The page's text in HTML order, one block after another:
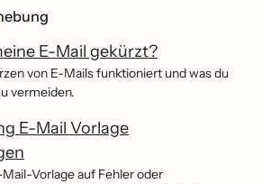
E-Mail gekürzt?
von E-Mails funktioniert und was du
vermeiden.
E-Mail Vorlage
Vorlage auf Fehler oder